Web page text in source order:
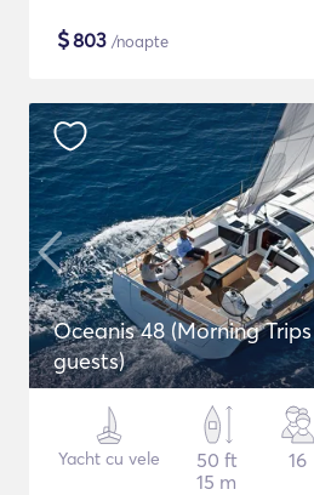
$803 /noapte
Oceanis 48 (Morning
guests)
Yacht cu vele
50 ft
15 m
16